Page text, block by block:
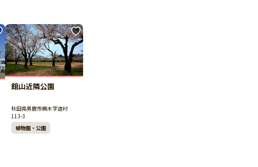
館山近隣公園
秋田県男鹿市鵜木字道村
113-3
植物園・公園